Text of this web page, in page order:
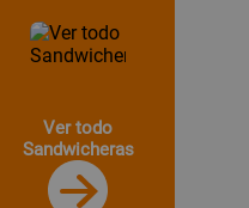
Ver todo
Sandwicheras